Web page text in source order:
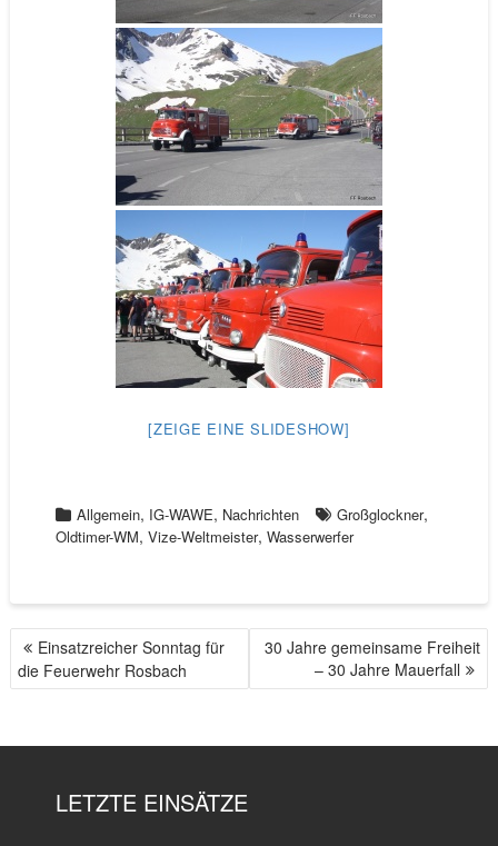
[ZEIGE EINE SLIDESHOW]
Allgemein, IG-WAWE, Nachrichten Großglockner,
Oldtimer-WM, Vize-Weltmeister, Wasserwerfer
B
E
Einsatzreicher Sonntag für
die Feuerwehr Rosbach
30 Jahre gemeinsame Freiheit
– 30 Jahre Mauerfall
LETZTE EINSÄTZE